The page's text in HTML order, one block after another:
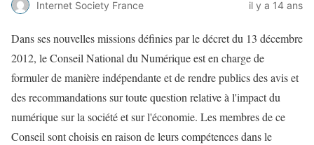
Internet Society France il y a 14 ans
Dans ses nouvelles missions définies par le décret du 13 décembre
2012, le Conseil National du Numérique est en charge de
formuler de manière indépendante et de rendre publics des avis et
des recommandations sur toute question relative à l'impact du
numérique sur la société et sur l'économie. Les membres de ce
Conseil sont choisis en raison de leurs compétences dans le